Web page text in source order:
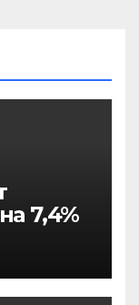
7,4%